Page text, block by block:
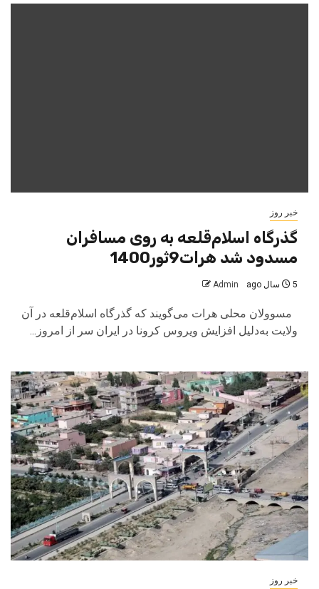
خبر روز
گذرگاه اسلام‌قلعه به روی مسافران
مسدود شد هرات9ثور1400
5 سال ago Admin
مسوولان محلی هرات می‌گویند که گذرگاه اسلام‌قلعه در آن
ولایت به‌دلیل افزایش ویروس کرونا در ایران سر از امروز...
خبر روز